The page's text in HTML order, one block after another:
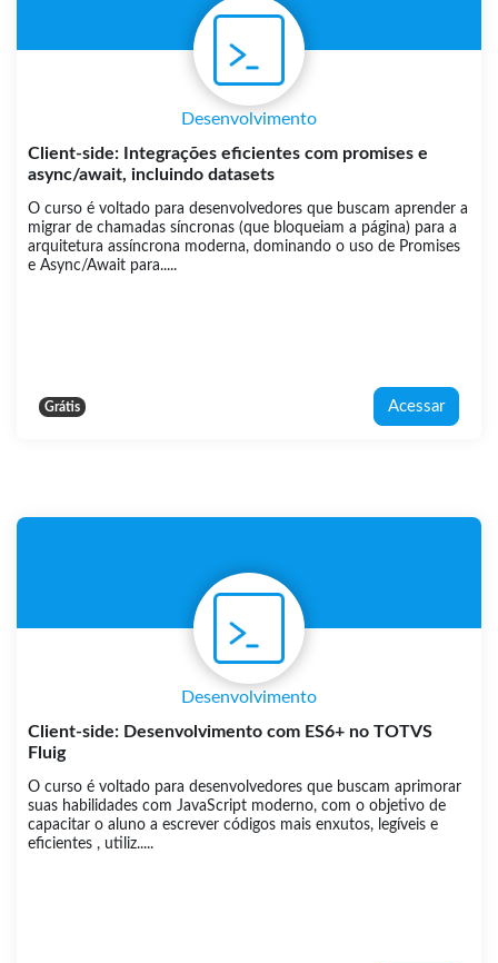
Desenvolvimento
Client-side: Integrações eficientes com promises e
async/await, incluindo datasets
O curso é voltado para desenvolvedores que buscam aprender a
migrar de chamadas síncronas (que bloqueiam a página) para a
arquitetura assíncrona moderna, dominando o uso de Promises
e Async/Await para.....
Grátis Acessar
Desenvolvimento
Client-side: Desenvolvimento com ES6+ no TOTVS
Fluig
O curso é voltado para desenvolvedores que buscam aprimorar
suas habilidades com JavaScript moderno, com o objetivo de
capacitar o aluno a escrever códigos mais enxutos, legíveis e
eficientes , utiliz.....